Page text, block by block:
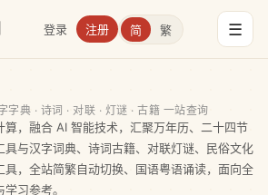
登录 注册 简 繁 ☰
字典 · 诗词 · 对联 · 灯谜 · 古籍 一站查询
算，融合 AI 智能技术，汇聚万年历、二十四节
具与汉字词典、诗词古籍、对联灯谜、民俗文化
具，全站简繁自动切换、国语粤语诵读，面向全
习参考。